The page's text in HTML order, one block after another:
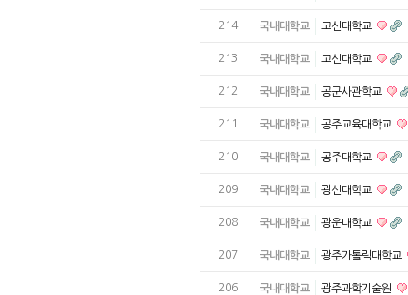
214 국내대학교 고신대학교
213 국내대학교 고신대학교
212 국내대학교 공군사관학교
211 국내대학교 공주교육대학교
210 국내대학교 공주대학교
209 국내대학교 광신대학교
208 국내대학교 광운대학교
207 국내대학교 광주가톨릭대학교
206 국내대학교 광주과학기술원